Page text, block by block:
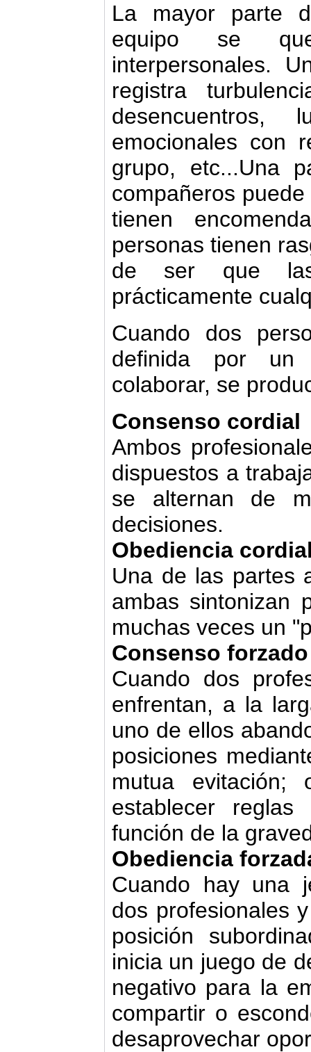
La mayor parte
equipo se
interpersonales.
registra
desencuentros,
emocionales con
grupo, etc...Una
compañeros
tienen
personas tienen
de ser que las
prácticamente
Cuando dos
definida por un
colaborar, se
Consenso cordial
Ambos
dispuestos a
se alternan de
decisiones.
Obediencia
Una de las partes
ambas sintonizan
muchas veces un
Consenso forzado
Cuando dos
enfrentan, a la
uno de ellos
posiciones
mutua evitación;
establecer
función de la
Obediencia
Cuando hay una
dos profesionales
posición
inicia un juego de
negativo para la
compartir o
desaprovechar